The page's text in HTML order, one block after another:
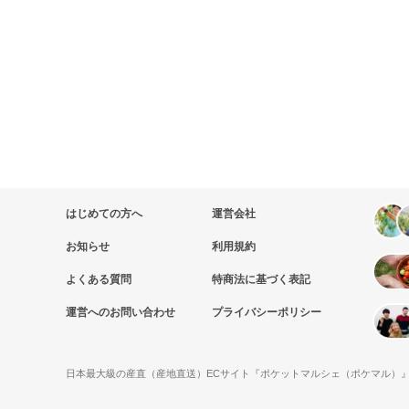
はじめての方へ
お知らせ
よくある質問
運営へのお問い合わせ
運営会社
利用規約
特商法に基づく表記
プライバシーポリシー
日本最大級の産直（産地直送）ECサイト『ポケットマルシェ（ポケマル）